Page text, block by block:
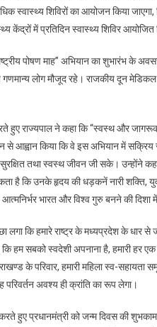
स्वास्थ्य शिविरों का आयोजन किया
केंद्रों में प्रतिदिन स्वास्थ्य शिविर आयोजित
पोषण माह’’ अभियान का शुभारंभ
गणमान्य लोग मौजूद रहे। राजकीय दून
हुए राज्यपाल ने कहा कि “स्वस्थ और
से आह्वान किया कि वे इस अभियान में
तथा स्वस्थ जीवन जी सके। उन्होंने
है कि उनके हृदय की धड़कनें नारी शक्ति,
भारत और विश्व गुरु बनने की
कि हमारे राष्ट्र के मध्यप्रदेश के धार से
सबको स्वदेशी अपनाना है, हमारी हर
के परिवार, हमारी महिला स्व-सहायता
अवश्य ही क्रांति का रूप लेगा।
करते हुए प्रधानमंत्री को जन्म दिवस की